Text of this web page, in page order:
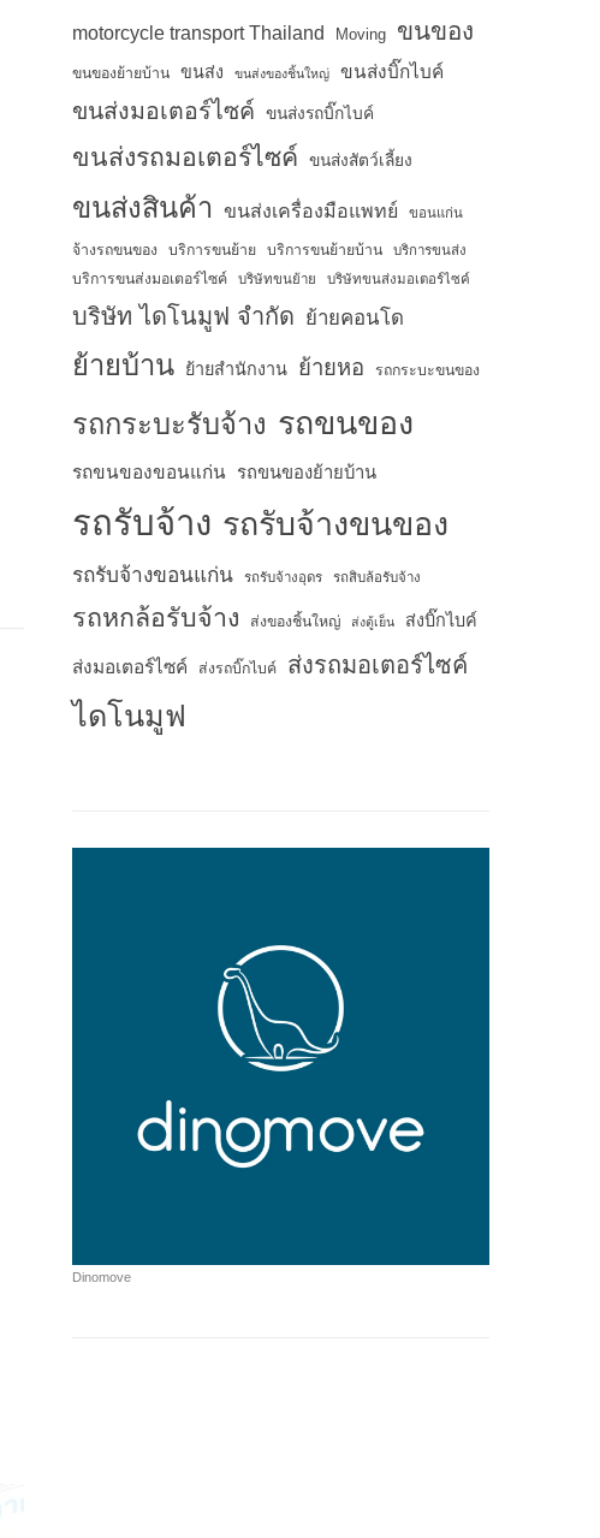
motorcycle transport Thailand Moving ขนของ
ขนของย้ายบ้าน ขนส่ง ขนส่งของชิ้นใหญ่ ขนส่งบิ๊กไบค์
ขนส่งมอเตอร์ไซค์ ขนส่งรถบิ๊กไบค์
ขนส่งรถมอเตอร์ไซค์ ขนส่งสัตว์เลี้ยง
ขนส่งสินค้า ขนส่งเครื่องมือแพทย์ ขอนแก่น
จ้างรถขนของ บริการขนย้าย บริการขนย้ายบ้าน บริการขนส่ง
บริการขนส่งมอเตอร์ไซค์ บริษัทขนย้าย บริษัทขนส่งมอเตอร์ไซค์
บริษัท ไดโนมูฟ จำกัด ย้ายคอนโด
ย้ายบ้าน ย้ายสำนักงาน ย้ายหอ รถกระบะขนของ
รถกระบะรับจ้าง รถขนของ
รถขนของขอนแก่น รถขนของย้ายบ้าน
รถรับจ้าง รถรับจ้างขนของ
รถรับจ้างขอนแก่น รถรับจ้างอุดร รถสิบล้อรับจ้าง
รถหกล้อรับจ้าง ส่งของชิ้นใหญ่ ส่งตู้เย็น ส่งบิ๊กไบค์
ส่งมอเตอร์ไซค์ ส่งรถบิ๊กไบค์ ส่งรถมอเตอร์ไซค์
ไดโนมูฟ
Dinomove